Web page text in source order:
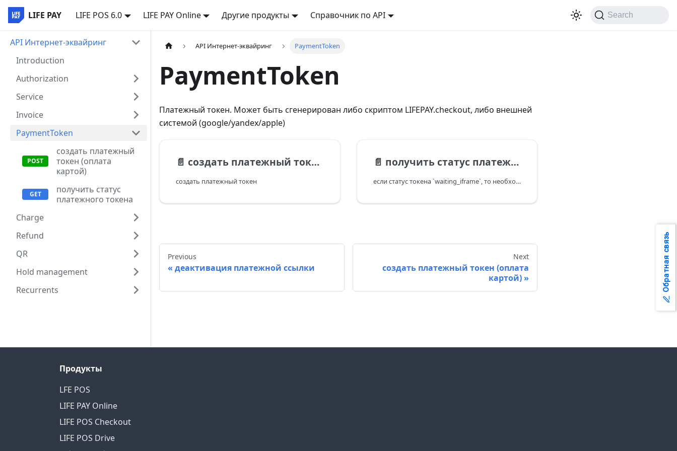
LIFE PAY LIFE POS 6.0 LIFE PAY Online Другие продукты Справочник по API Search
API Интернет-эквайринг
Introduction
Authorization
Service
Invoice
PaymentToken
создать платежный
токен (оплата
картой)
получить статус
платежного токена
Charge
Refund
QR
Hold management
Recurrents
API Интернет-эквайринг PaymentToken
PaymentToken
Платежный токен. Может быть сгенерирован либо скриптом LIFEPAY.checkout, либо внешней
системой (google/yandex/apple)
📄️ создать платежный токен (оплата картой)
создать платежный токен
📄️ получить статус платежного токена
если статус токена `waiting_iframe`, то необходимо на платежной странице отрисовать скытый iframe с формой и выполнить ее отправку:
Previous
деактивация платежной ссылки
Next
создать платежный токен (оплата
картой)
Продукты
LFE POS
LIFE PAY Online
LIFE POS Checkout
LIFE POS Drive
Обратная связь